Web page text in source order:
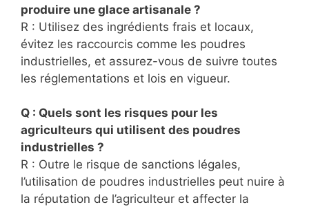
produire une glace artisanale ?
R : Utilisez des ingrédients frais et locaux,
évitez les raccourcis comme les poudres
industrielles, et assurez-vous de suivre toutes
les réglementations et lois en vigueur.
Q : Quels sont les risques pour les
agriculteurs qui utilisent des poudres
industrielles ?
R : Outre le risque de sanctions légales,
l’utilisation de poudres industrielles peut nuire à
la réputation de l’agriculteur et affecter la